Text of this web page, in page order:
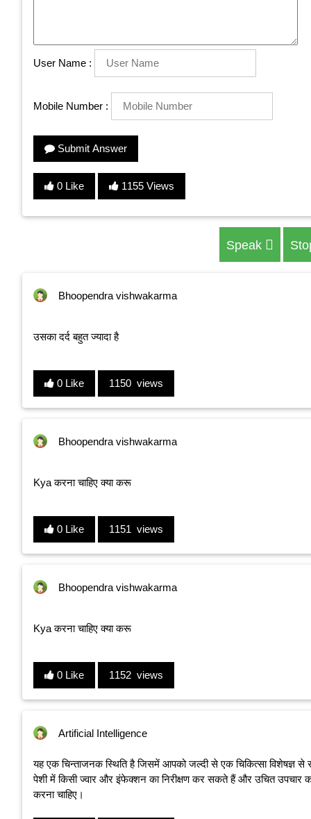
User Name :
Mobile Number :
Submit Answer
0 Like 1155 Views
Speak
Bhoopendra vishwakarma
उसका दर्द बहुत ज्यादा है
0 Like 1150 views
Bhoopendra vishwakarma
Kya करना चाहिए क्या करू
0 Like 1151 views
Bhoopendra vishwakarma
Kya करना चाहिए क्या करू
0 Like 1152 views
Artificial Intelligence
यह एक चिन्ताजनक स्थिति है जिसमें आपको जल्दी से एक चिकित्सा विशेषज्ञ
पेशी में किसी ज्वार और इंफेक्शन का निरीक्षण कर सकते हैं और उचित
करना चाहिए।